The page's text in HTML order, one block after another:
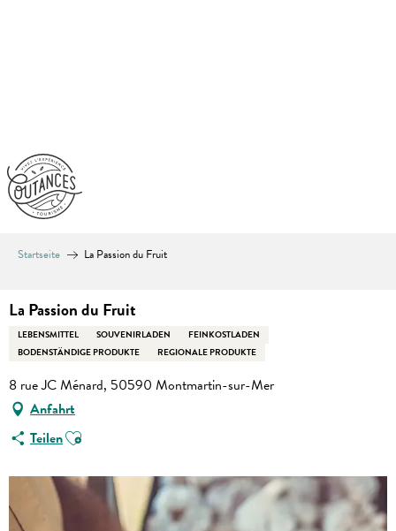
Startseite La Passion du Fruit
La Passion du Fruit
LEBENSMITTEL SOUVENIRLADEN
FEINKOSTLADEN
BODENSTÄNDIGE PRODUKTE
REGIONALE PRODUKTE
8 rue JC Ménard, 50590 Montmartin-sur-Mer
Anfahrt
TeilenAjouter aux favoris